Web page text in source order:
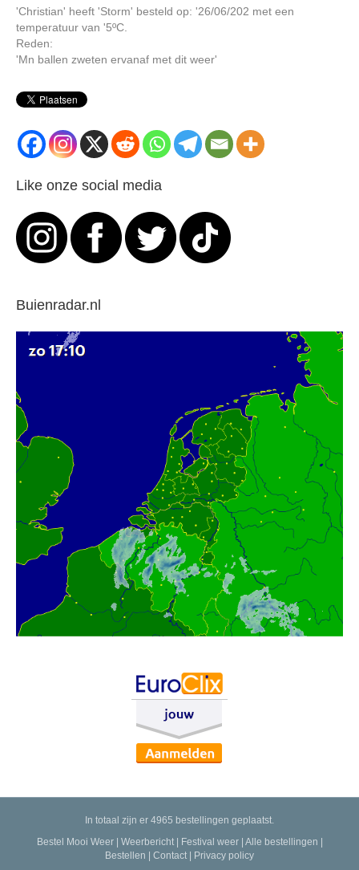
'Christian' heeft 'Storm' besteld op: '26/06/202 met een
temperatuur van '5ºC.
Reden:
'Mn ballen zweten ervanaf met dit weer'
Like onze social media
Buienradar.nl
In totaal zijn er 4965 bestellingen geplaatst.
Bestel Mooi Weer| Weerbericht| Festival weer| Alle bestellingen |
Bestellen | Contact | Privacy policy